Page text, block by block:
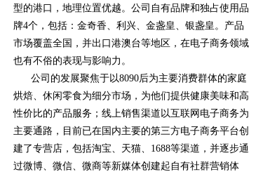
型的港口，地理位置优越。公司自有品牌和独占使用品
牌4个，包括：金奇香、利兴、金盏皇、银盏皇。产品
市场覆盖全国，并出口港澳台等地区，在电子商务领域
也有不俗的表现与影响力。
公司的发展聚焦于以8090后为主要消费群体的家庭
烘焙、休闲零食为细分市场，为他们提供健康美味和高
性价比的产品服务；线上销售渠道以互联网电子商务为
主要通路，目前已在国内主要的第三方电子商务平台创
建了专营店，包括淘宝、天猫、1688等渠道，并逐步通
过微博、微信、微商等新媒体创建起自有社群营销体